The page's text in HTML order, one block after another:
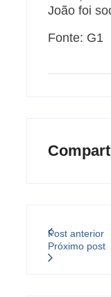
João foi
Fonte: G1
Post anterior
Próximo post